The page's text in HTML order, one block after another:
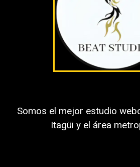
Llámanos
Celular: +57
Somos el mejor estudio
Itagüi y el área